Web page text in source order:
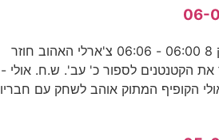
צ'ארלי והמספרים - פרק 8 06:00 - 06:06 צ'ארלי האהוב חוזר
הקטנטנים לספור כ' עב'. ש.ח. אולי -
8 06:06 - 06:13 אולי הקופיף המתוק אוהב לשחק עם חבריו